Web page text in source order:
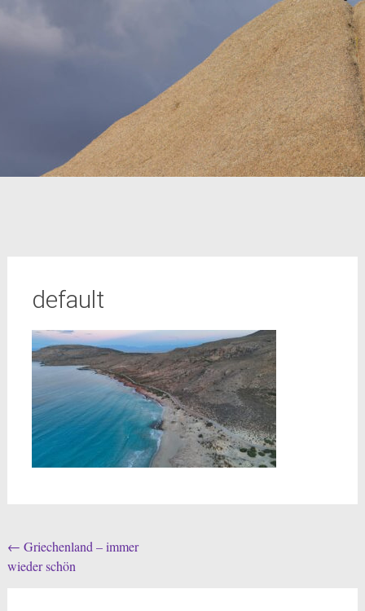
default
Post
navigation
← Griechenland – immer
wieder schön